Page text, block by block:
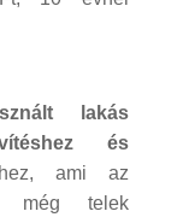
lakás
és
ami az
még telek